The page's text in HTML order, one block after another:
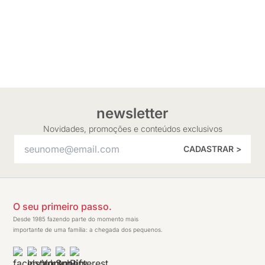
newsletter
Novidades, promoções e conteúdos exclusivos
CADASTRAR >
O seu primeiro passo.
Desde 1985 fazendo parte do momento mais
importante de uma família: a chegada dos pequenos.